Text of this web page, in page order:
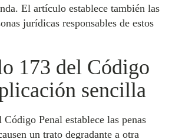
El artículo establece también las
jurídicas responsables de estos
173 del Código
sencilla
Penal establece las penas
un trato degradante a otra